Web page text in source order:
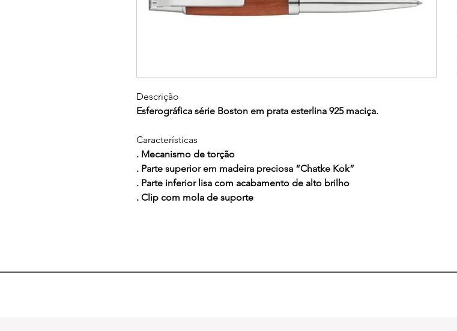
Descrição
Esferográfica série Boston em prata esterlina 925 maciça.
Características
. Mecanismo de torção
. Parte superior em madeira preciosa “Chatke Kok”
. Parte inferior lisa com acabamento de alto brilho
. Clip com mola de suporte